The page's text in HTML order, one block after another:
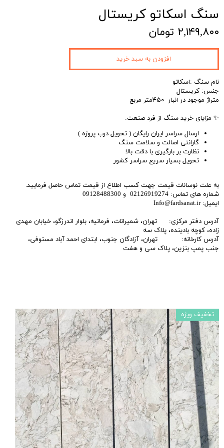
سنگ اسکاتو کریستال
۲,۱۴۹,۸۰۰ تومان
نام سنگ :اسکاتو
جنس: کریستال
متراژ موجود در انبار ۴۵۰متر مربع
✨ مزایای خرید سنگ از فرد صنعت:
ارسال سراسر ایران رایگان ( تحویل درب پروژه )
گارانتی اصالت و سلامت سنگ
نظارت بر بارگیری با دقت بالا
تحویل بسیار سریع سراسر کشور
به علت نوسانات قیمت جهت کسب اطلاع از قیمت تماس حاصل فرمایید.
شماره های تماس: 02126919274 و 09128488300
ایمیل: Info@fardsanat.ir
آدرس دفتر مرکزی: تهران، شمیرانات، فرمانیه، بلوار اندرزگو، خیابان مهدی
زاده، کوچه بادینده، پلاک سه
آدرس کارخانه: تهران، آزادگان جنوب، ابتدای احمد آباد مستوفی،
جنب پمپ بنزین، پلاک سی و هفت
افزودن به سبد خرید
تخفیف ویژه